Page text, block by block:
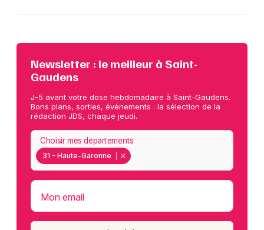
Newsletter : le meilleur à Saint-
Gaudens
J-5 avant votre dose hebdomadaire à Saint-Gaudens.
Bons plans, sorties, événements : la sélection de la
rédaction JDS, chaque jeudi.
31 - Haute-Garonne
Choisir mes départements
Mon email